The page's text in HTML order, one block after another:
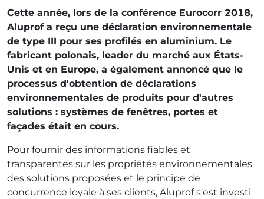
Cette année, lors de la conférence Eurocorr 2018,
Aluprof a reçu une déclaration environnementale
de type III pour ses profilés en aluminium. Le
fabricant polonais, leader du marché aux États-
Unis et en Europe, a également annoncé que le
processus d'obtention de déclarations
environnementales de produits pour d'autres
solutions : systèmes de fenêtres, portes et
façades était en cours.
Pour fournir des informations fiables et
transparentes sur les propriétés environnementales
des solutions proposées et le principe de
concurrence loyale à ses clients, Aluprof s'est investi